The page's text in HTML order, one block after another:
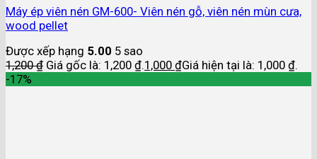
Máy ép viên nén GM-600- Viên nén gỗ, viên nén mùn cưa,
wood pellet
Được xếp hạng 5.00 5 sao
1,200₫ Giá gốc là: 1,200 ₫.1,000 ₫Giá hiện tại là: 1,000 ₫.
-17%